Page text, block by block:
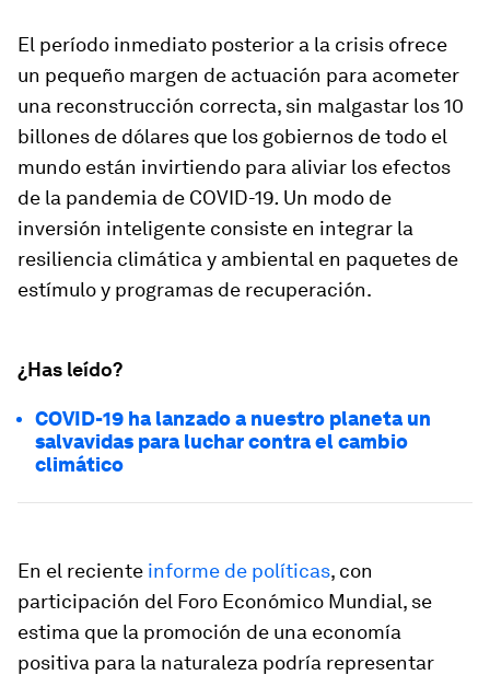
El período inmediato posterior a la crisis ofrece
un pequeño margen de actuación para acometer
una reconstrucción correcta, sin malgastar los 10
billones de dólares que los gobiernos de todo el
mundo están invirtiendo para aliviar los efectos
de la pandemia de COVID-19. Un modo de
inversión inteligente consiste en integrar la
resiliencia climática y ambiental en paquetes de
estímulo y programas de recuperación.
¿Has leído?
COVID-19 ha lanzado a nuestro planeta un
salvavidas para luchar contra el cambio
climático
En el reciente informe de políticas, con
participación del Foro Económico Mundial, se
estima que la promoción de una economía
positiva para la naturaleza podría representar